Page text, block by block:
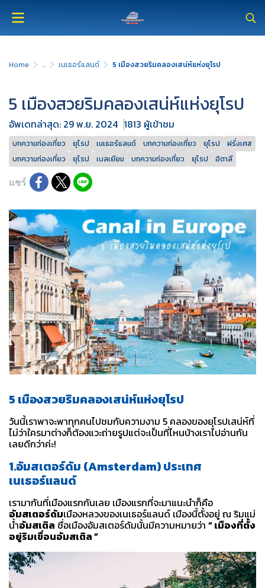
Home ... เนเธอร์แลนด์ 5 เมืองสวยริมคลองเสน่ห์แห่งยุโรป
5 เมืองสวยริมคลองเสน่ห์แห่งยุโรป
อัพเดทล่าสุด: 29 พ.ย. 2024 1813 ผู้เข้าชม
บทความท่องเที่ยว ยุโรป เนเธอร์แลนด์ บทความท่องเที่ยว ยุโรป
ฝรั่งเศส
บทความท่องเที่ยว
ยุโรป เบลเยียม บทความท่องเที่ยว ยุโรป อิตาลี
แชร์
5 เมืองสวยริมคลองเสน่ห์แห่งยุโรป
วันนี้เราพาจะพาทุกคนไปชมกับความงาม 5 คลองของยุโรปเสน่ห์ที่
ไม่ว่าใครมาต่างก็ต้องแวะถ่ายรูปแต่จะเป็นที่ไหนบ้างเราไปอ่านกัน
เลยดีกว่าค่ะ!
1.อัมสเตอร์ดัม (Amsterdam) ประเทศ
เนเธอร์แลนด์
เรามากันที่เมืองแรกกันเลย เมืองแรกที่จะมาแนะนำก็คือ
อัมสเตอร์ดัมเมืองหลวงของเนเธอร์แลนด์ เมืองนี้ตั้งอยู่ ณ ริมแม่
น้ำอัมสเติล ชื่อเมืองอัมสเตอร์ดัมนั้นมีความหมายว่า “ เมืองที่ตั้ง
อยู่ริมเขื่อนอัมสเติล ”